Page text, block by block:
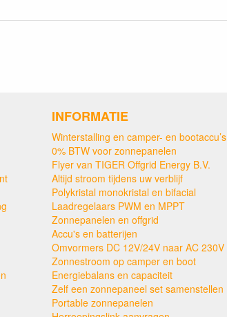
INFORMATIE
Winterstalling en camper- en bootaccu’s
0% BTW voor zonnepanelen
Flyer van TIGER Offgrid Energy B.V.
Altijd stroom tijdens uw verblijf
Polykristal monokristal en bifacial
Laadregelaars PWM en MPPT
Zonnepanelen en offgrid
Accu's en batterijen
Omvormers DC 12V/24V naar AC 230V
Zonnestroom op camper en boot
Energiebalans en capaciteit
Zelf een zonnepaneel set samenstellen
Portable zonnepanelen